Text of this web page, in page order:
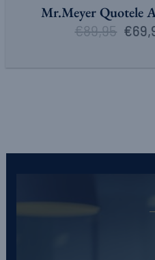
Mr.Meyer Quotele
€89,95
prijs
€